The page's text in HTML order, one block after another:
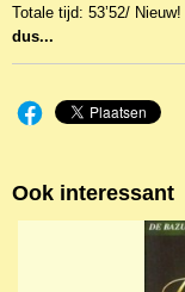
Totale tijd: 53’52/ Nieuw!
dus...
Ook interessant